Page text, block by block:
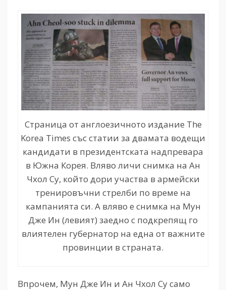
Страница от англоезичното издание The
Korea Times със статии за двамата водещи
кандидати в президентската надпревара
в Южна Корея. Вляво личи снимка на Ан
Чхол Су, който дори участва в армейски
тренировъчни стрелби по време на
кампанията си. А вляво е снимка на Мун
Дже Ин (левият) заедно с подкрепящ го
влиятелен губернатор на една от важните
провинции в страната.
Впрочем, Мун Дже Ин и Ан Чхол Су само